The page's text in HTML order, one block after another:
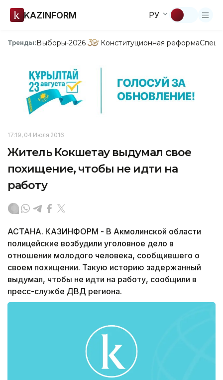
KAZINFORM РУ
Тренды:Выборы-2026 Конституционная реформа
17:19, 04 Июля 2016
Житель Кокшетау выдумал свое
похищение, чтобы не идти на
работу
АСТАНА. КАЗИНФОРМ - В Акмолинской области
полицейские возбудили уголовное дело в
отношении молодого человека, сообщившего о
своем похищении. Такую историю задержанный
выдумал, чтобы не идти на работу, сообщили в
пресс-службе ДВД региона.